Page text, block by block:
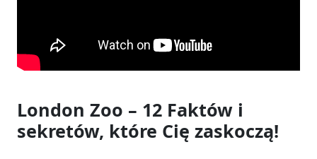
London Zoo – 12 Faktów i
sekretów, które Cię zaskoczą!